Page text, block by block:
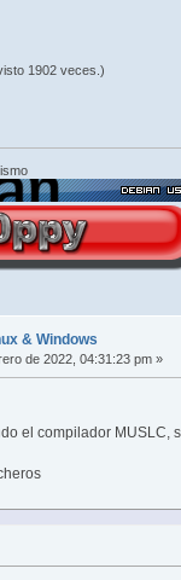
1902 veces.)
& Windows
de 2022, 04:31:23 pm »
el compilador MUSLC,